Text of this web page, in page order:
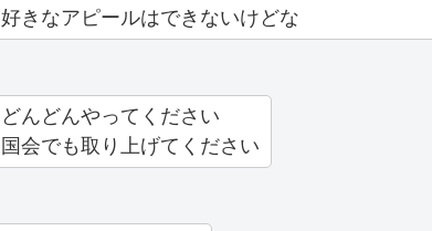
好きなアピールはできないけどな
どんどんやってください
国会でも取り上げてください